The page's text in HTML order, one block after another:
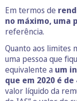
Em termos de
no máximo, uma
referência.
Quanto aos limites
uma pessoa que
equivalente a um
que em 2020 é de
valor líquido da